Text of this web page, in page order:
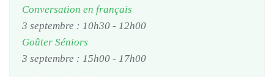
Conversation en français
3 septembre : 10h30 - 12h00
Goûter Séniors
3 septembre : 15h00 - 17h00